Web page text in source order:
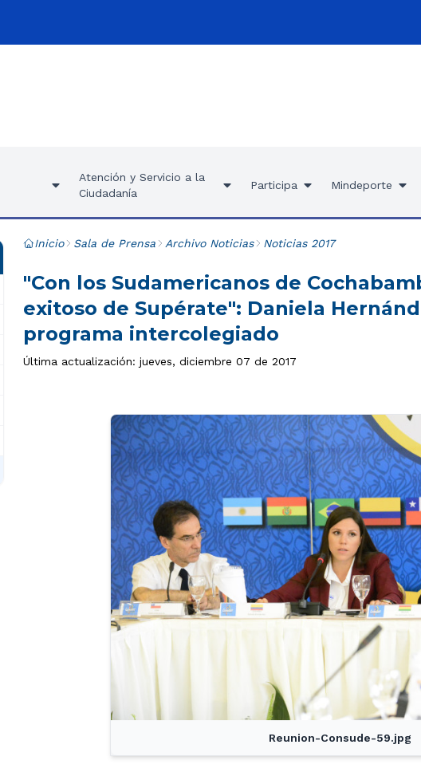
Atención y Servicio a la
Ciudadanía
Participa Mindeporte
Inicio Sala de Prensa Archivo Noticias Noticias 2017
"Con los Sudamericanos de
exitoso de Supérate": Daniela
programa intercolegiado
Última actualización: jueves, diciembre 07 de 2017
Reunion-Consude-59.jpg